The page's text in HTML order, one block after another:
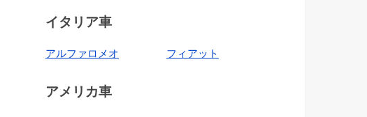
イタリア車
アルファロメオ フィアット
アメリカ車